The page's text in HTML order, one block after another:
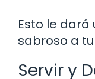
Esto le
sabroso a
Servir y